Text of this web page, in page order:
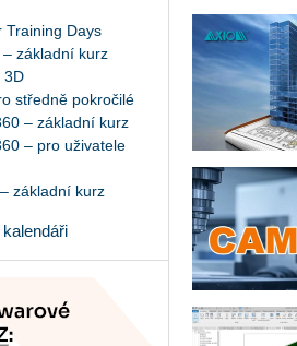
Training Days
základní kurz
3D
středně pokročilé
– základní kurz
– pro uživatele
základní kurz